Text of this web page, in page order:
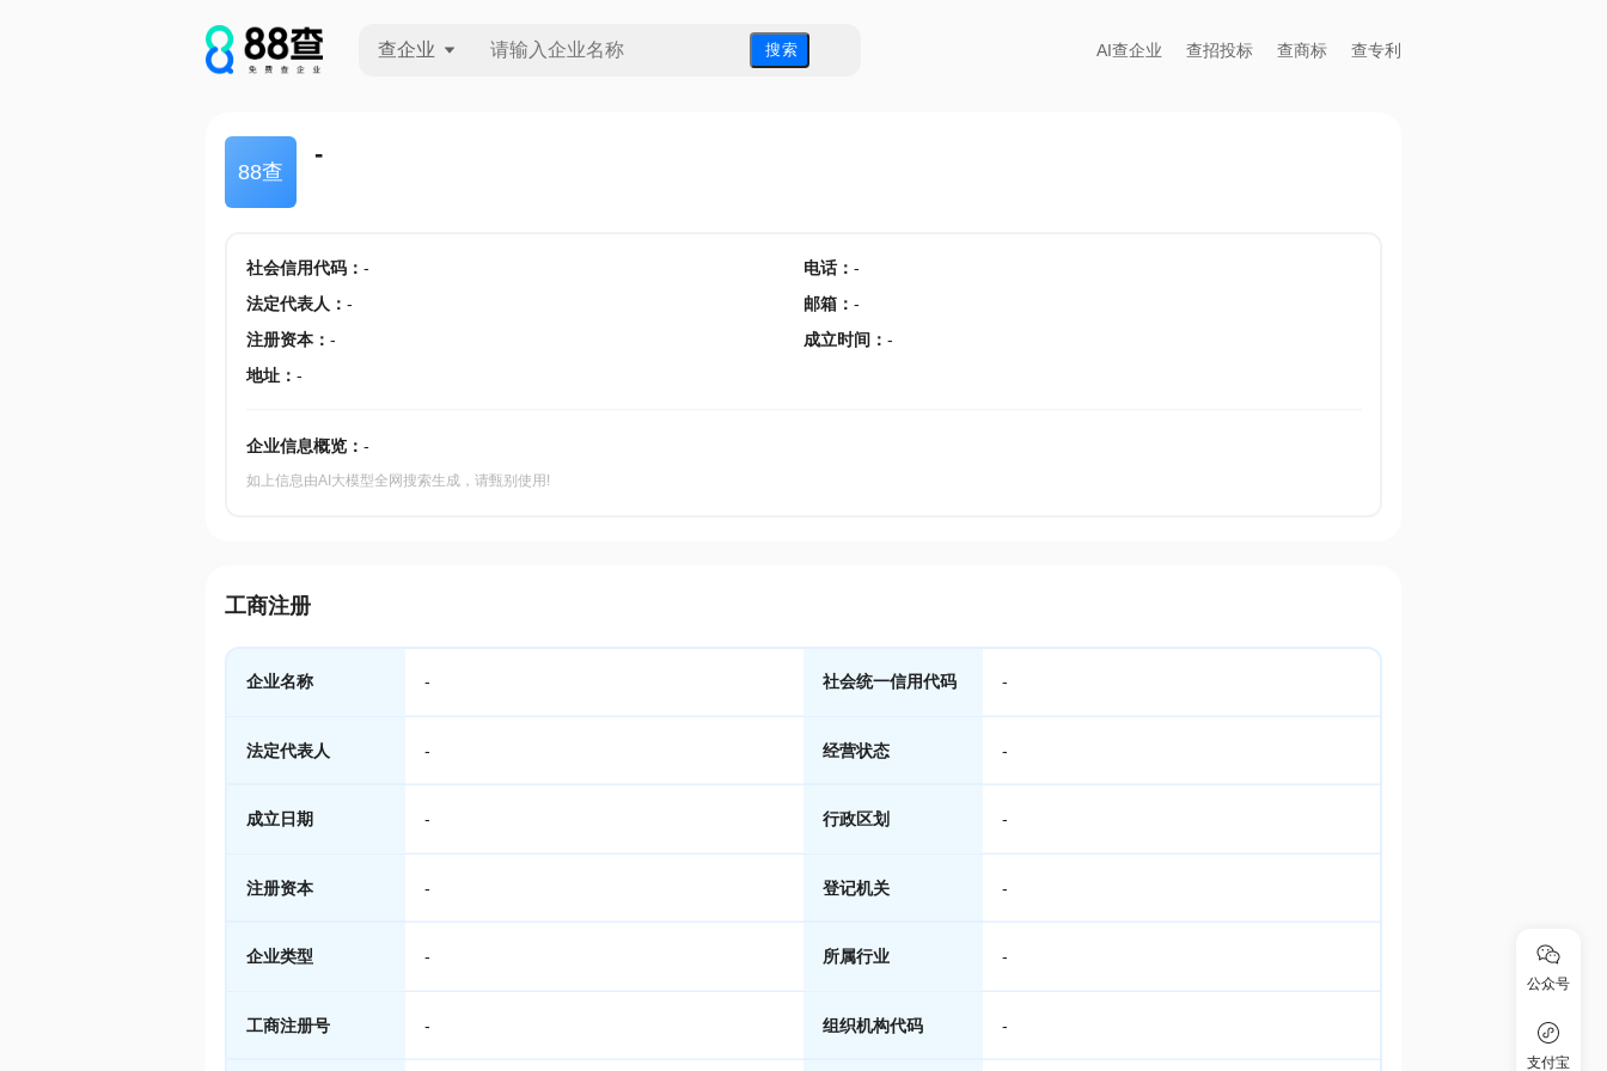
查企业 搜 索 AI查企业 查招投标 查商标 查专利
88查
-
社会信用代码： - 电话： -
法定代表人 ： - 邮箱 ： -
注册资本： - 成立时间 ： -
地址： -
企业信息概览： -
如上信息由AI大模型全网搜索生成，请甄别使用!
工商注册
企业名称 - 社会统一信用代码 -
法定代表人 - 经营状态 -
成立日期 - 行政区划 -
注册资本 - 登记机关 -
企业类型 - 所属行业 -
工商注册号 - 组织机构代码 -
公众号
支付宝